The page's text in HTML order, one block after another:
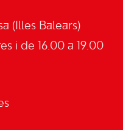
(Illes Balears)
i de 16.00 a 19.00